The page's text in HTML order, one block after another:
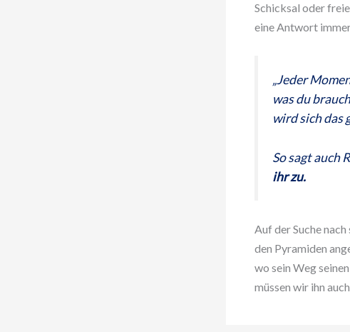
Schicksal oder
eine Antwort
„Jeder
was du
wird sich das
So sagt auch
ihr zu.
Auf der Suche
den Pyramiden
wo sein Weg
müssen wir ihn